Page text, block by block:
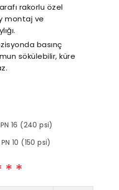
rakorlu özel
montaj ve
basınç
sökülebilir, küre
16 (240 psi)
10 (150 psi)
Sessiz Nozbart
Pompalar